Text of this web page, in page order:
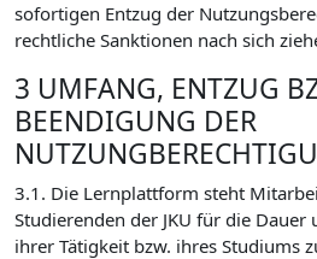
sofortigen Entzug der
rechtliche Sanktionen nach sich
3 UMFANG, ENTZUG
BEENDIGUNG DER
3.1. Die Lernplattform steht
Studierenden der JKU für die Dauer
ihrer Tätigkeit bzw. ihres Studiums